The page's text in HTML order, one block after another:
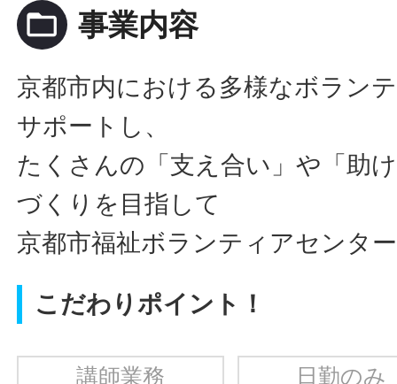
folder_open 事業内容
京都市内における多様なボラン
サポートし、
たくさんの「支え合い」や「助
づくりを目指して
京都市福祉ボランティアセンタ
こだわりポイント！
講師業務 日勤のみ